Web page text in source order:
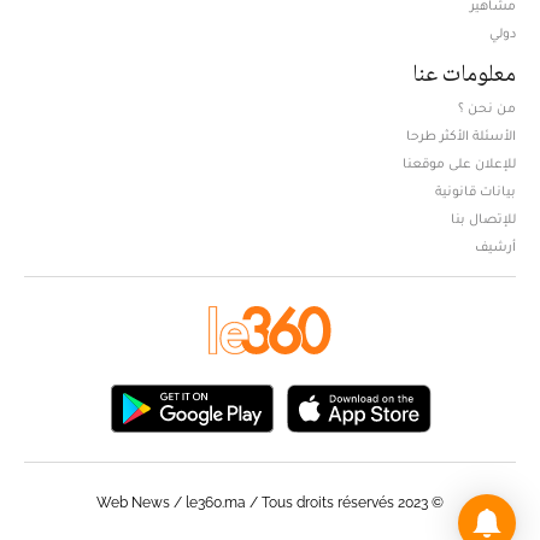
مشاهير
دولي
معلومات عنا
من نحن ؟
الأسئلة الأكثر طرحا
للإعلان على موقعنا
بيانات قانونية
للإتصال بنا
أرشيف
© Web News / le360.ma / Tous droits réservés 2023